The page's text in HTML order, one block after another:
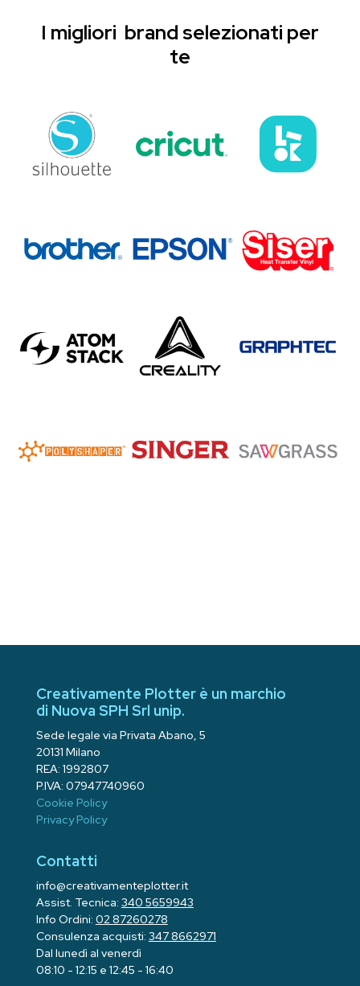
I migliori brand selezionati per
te
Creativamente Plotter è un marchio
di Nuova SPH Srl unip.
Sede legale via Privata Abano, 5
20131 Milano
REA: 1992807
P.IVA: 07947740960
Cookie Policy
Privacy Policy
Contatti
info@creativamenteplotter.it
Assist. Tecnica: 340 5659943
Info Ordini: 02 87260278
Consulenza acquisti: 347 8662971
Dal lunedì al venerdì
08:10 - 12:15 e 12:45 - 16:40